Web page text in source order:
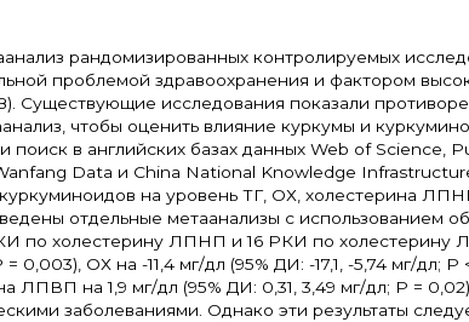
рандомизированных контролируемых
проблемой здравоохранения и фактором
Существующие исследования показали
чтобы оценить влияние куркумы и
в английских базах данных Web of Science,
Data и China National Knowledge
на уровень ТГ, ОХ, холестерина
отдельные метаанализы с использованием
по холестерину ЛПНП и 16 РКИ по холестерину
= 0,003), ОХ на -11,4 мг/дл (95% ДИ: -17,1, -5,74 мг/
ЛПВП на 1,9 мг/дл (95% ДИ: 0,31, 3,49 мг/дл; P =
заболеваниями. Однако эти результаты